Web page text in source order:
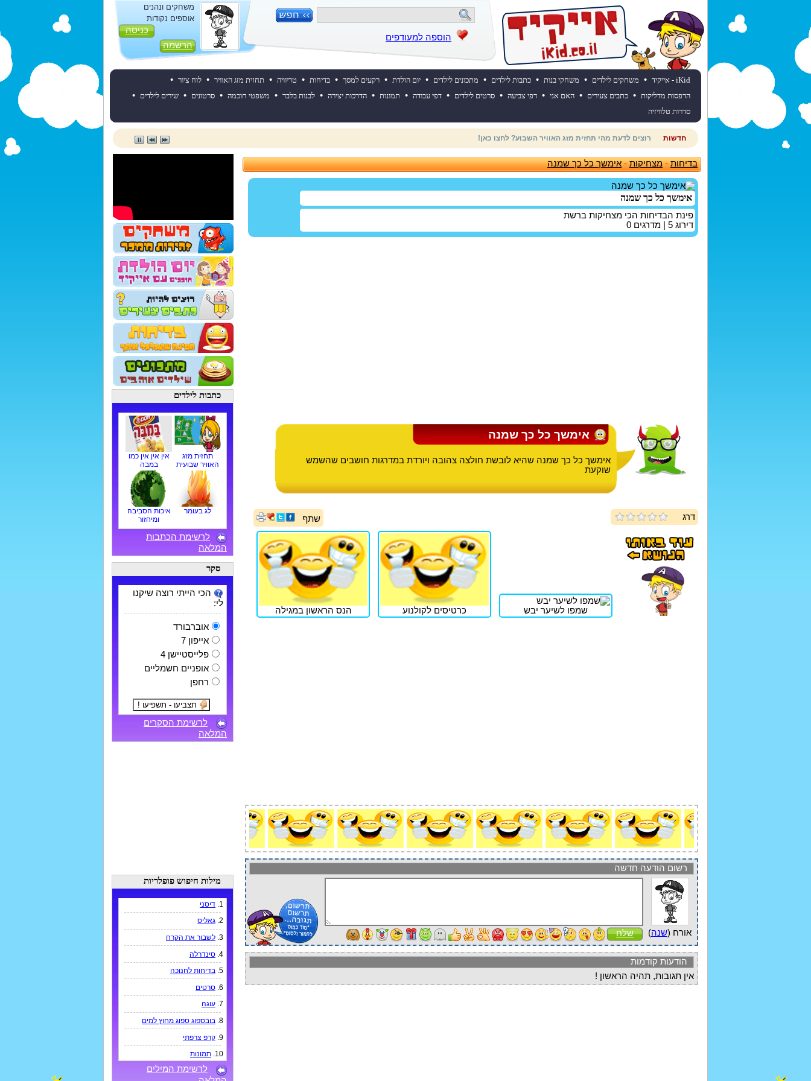
הוספה למעודפים
משחקים ונהנים
אוספים נקודות
כניסה
הרשמה
iKid - אייקיד • משחקים לילדים • משחקי בנות • כתבות לילדים • מתכונים לילדים • יום הולדת • רקעים למסך • בדיחות • טריוויה • תחזית מזג האוויר • לוח ציור •
הדפסות מדליקות • כתבים צעירים • האם אני • דפי צביעה • סרטים לילדים • דפי עבודה • תמונות • הדרכות יצירה • לבנות בלבד • משפטי חוכמה • סרטונים • שירים לילדים •
סדרות טלוויזיה
חדשות חוגגים יום הולדת? כנסו לאתר יום ההולדת של אייקיד! למעבר לאתר לחצו כאן
בדיחות-מצחיקות-אימשך כל כך שמנה
אימשך כל כך שמנה
פינת הבדיחות הכי מצחיקות ברשת
דירוג 5 | מדרגים 0
אימשך כל כך שמנה
אימשך כל כך שמנה שהיא לובשת חולצה צהובה ויורדת במדרגות חושבים שהשמש
שוקעת
דרג שתף
שמפו לשיער יבש כרטיסים לקולנוע הנס הראשון במגילה
רשום הודעה חדשה
אורח (שנה) שלח
הודעות קודמות
אין תגובות, תהיה הראשון !
כתבות לילדים
תחזית מזג
האוויר שבועית
אין אין אין כמו
במבה
לג בעומר
איכות הסביבה
ומיחזור
לרשימת הכתבות
המלאה
סקר
הכי הייתי רוצה שיקנו
לי:
אוברבורד
אייפון 7
פלייסטיישן 4
אופניים חשמליים
רחפן
לרשימת הסקרים
המלאה
מילות חיפוש פופלריות
1. דיסני
2. גאליס
3. לשבור את הקרח
4. סינדרלה
5. בדיחות לחנוכה
6. סרטים
7. עוגה
8. בובספוג ספוג מחוץ למים
9. קרפ צרפתי
10. תמונות
לרשימת המילים